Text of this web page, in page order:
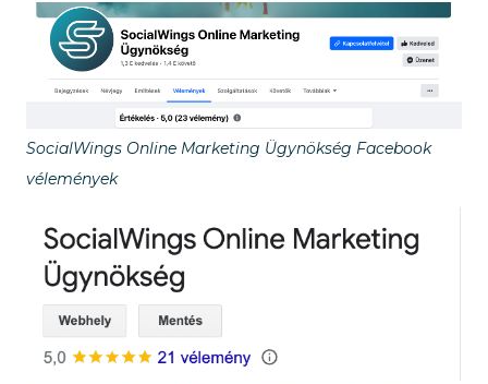
SocialWings Online Marketing Ügynökség Facebook
vélemények